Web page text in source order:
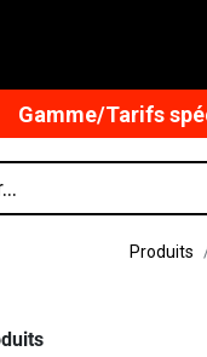
Gamme/Tarifs
Produits